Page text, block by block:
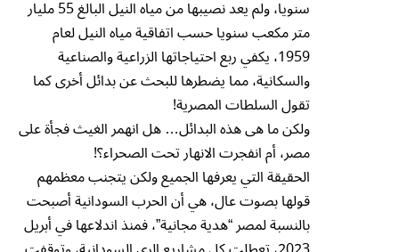
سنويا، ولم يعد نصيبها من مياه النيل البالغ 55 مليار
متر مكعب سنويا حسب اتفاقية مياه النيل لعام
1959، يكفي ربع احتياجاتها الزراعية والصناعية
والسكانية، مما يضطرها للبحث عن بدائل أخرى كما
تقول السلطات المصرية!
ولكن ما هى هذه البدائل… هل انهمر الغيث فجأة على
مصر، أم انفجرت الانهار تحت الصحراء؟!
الحقيقة التي يعرفها الجميع ولكن يتجنب معظمهم
قولها بصوت عال، هي أن الحرب السودانية أصبحت
بالنسبة لمصر “هدية مجانية”، فمنذ اندلاعها في أبريل